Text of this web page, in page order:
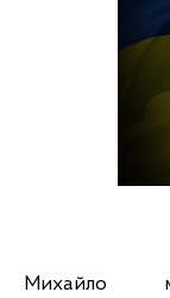
Михайло